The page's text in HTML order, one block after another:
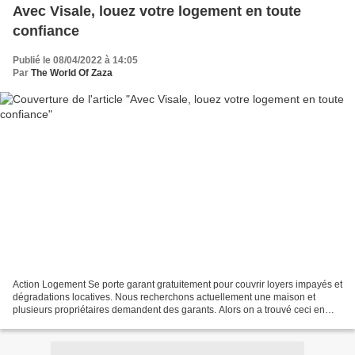
Avec Visale, louez votre logement en toute
confiance
Publié le 08/04/2022 à 14:05
Par The World Of Zaza
Action Logement Se porte garant gratuitement pour couvrir loyers impayés et
dégradations locatives. Nous recherchons actuellement une maison et
plusieurs propriétaires demandent des garants. Alors on a trouvé ceci en